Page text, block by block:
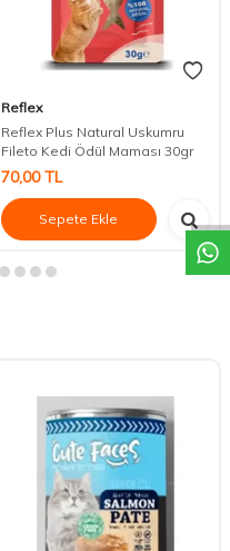
Reflex
Reflex Plus Natural Uskumru
Fileto Kedi Ödül Maması 30gr
70,00TL
Sepete Ekle